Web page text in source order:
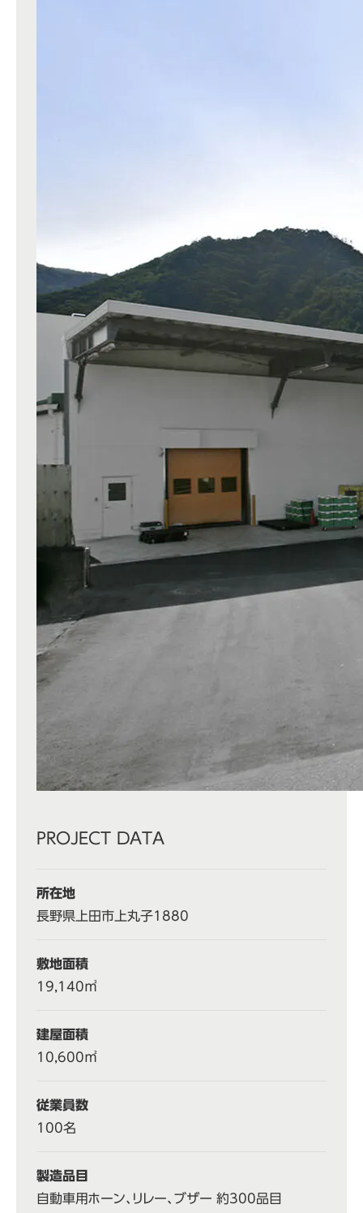
PROJECT DATA
所在地
長野県上田市上丸子1880
敷地面積
19,140㎡
建屋面積
10,600㎡
従業員数
100名
製造品目
自動車用ホーン、リレー、ブザー 約300品目